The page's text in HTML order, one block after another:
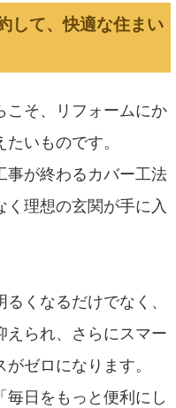
して、快適な住まい
こそ、リフォームにか
いものです。
事が終わるカバー工法
く理想の玄関が手に入
くなるだけでなく、
えられ、さらにスマー
ゼロになります。
毎日をもっと便利にし